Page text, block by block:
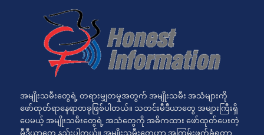
အမျိုးသမီးတွေရဲ့ တရားမျှတမှုအတွက် အမျိုးသမီး အသံများကို
ဖော်ထုတ်ရာနေရာတခုဖြစ်ပါတယ်။ သတင်းမီဒီယာတွေ အများကြီးရှိ
ပေမယ့် အမျိုးသမီးတွေရဲ့ အသံတွေကို အဓိကထား ဖော်ထုတ်ပေးတဲ့
မီဒီယာတွေ နည်းပါတယ်။ အမျိုးသမီးတွေဟာ အကြမ်းဖက်ခံရတာ